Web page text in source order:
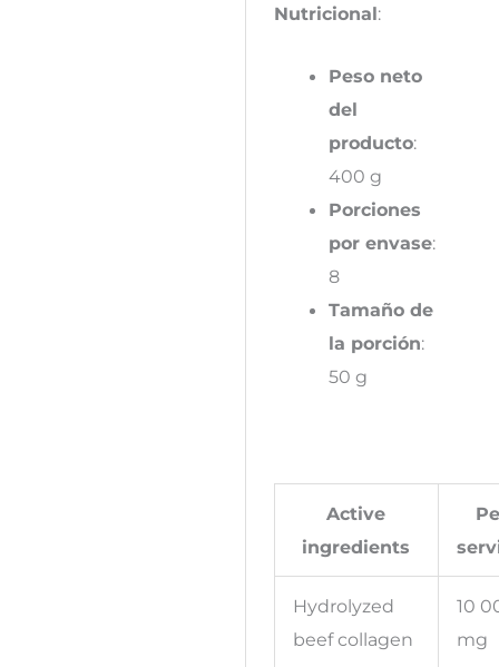
Nutricional:
Peso neto
del
producto:
400 g
Porciones
por envase:
8
Tamaño de
la porción:
50 g
Active
ingredients
Hydrolyzed
beef collagen
10
mg